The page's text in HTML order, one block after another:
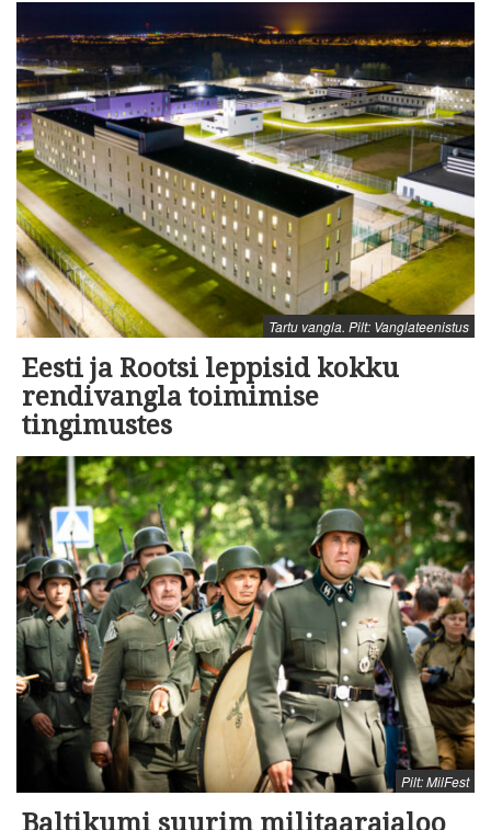
Tartu vangla. Pilt: Vanglateenistus
Eesti ja Rootsi leppisid kokku
rendivangla toimimise
tingimustes
Pilt: MilFest
Baltikumi suurim militaarajaloo